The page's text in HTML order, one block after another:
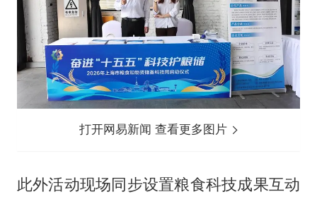
打开网易新闻 查看更多图片
此外活动现场同步设置粮食科技成果互动